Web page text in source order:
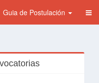
Guia de Postulación